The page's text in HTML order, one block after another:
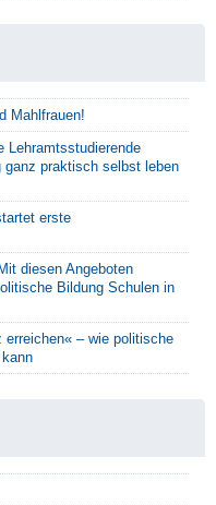
Mahlfrauen!
Lehramtsstudierende
ganz praktisch selbst leben
erste
diesen Angeboten
Bildung Schulen in
– wie politische